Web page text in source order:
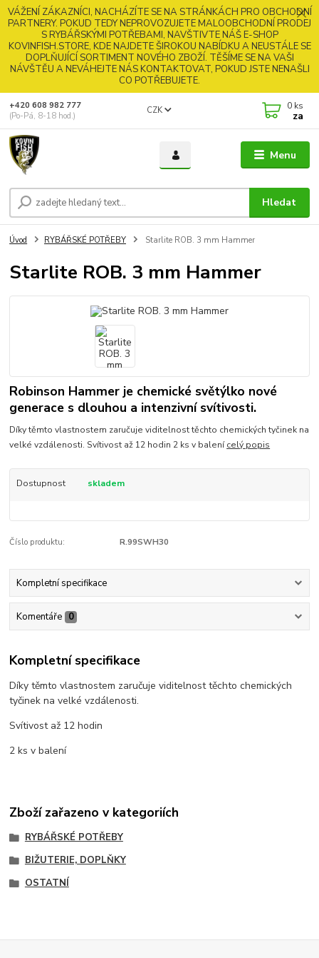
VÁŽENÍ ZÁKAZNÍCI, NACHÁZÍTE SE NA STRÁNKÁCH PRO OBCHODNÍ
PARTNERY. POKUD TEDY NEPROVOZUJETE MALOOBCHODNÍ PRODEJ
S RYBÁŘSKÝMI POTŘEBAMI, NAVŠTIVTE NÁŠ E-SHOP
KOVINFISH.STORE, KDE NAJDETE ŠIROKOU NABÍDKU A NEUSTÁLE SE
DOPLŇUJÍCÍ SORTIMENT NOVÉHO ZBOŽÍ. TĚŠÍME SE NA VAŠI
NÁVŠTĚU A NEVÁHEJTE NÁS KONTAKTOVAT, POKUD JSTE NENAŠLI
CO POTŘEBUJETE.
Menu
CZK
Hledat
+420 608 982 777
(Po-Pá, 8-18 hod.)
0 ks
za
Úvod RYBÁŘSKÉ POTŘEBY Starlite ROB. 3 mm Hammer
Starlite ROB. 3 mm Hammer
Robinson Hammer je chemické světýlko nové
generace s dlouhou a intenzivní svítivosti.
Díky těmto vlastnostem zaručuje viditelnost těchto chemických tyčinek na
velké vzdálenosti. Svítivost až 12 hodin 2 ks v balenícelý popis
Dostupnost skladem
Číslo produktu: R.99SWH30
Kompletní specifikace
Komentáře 0
Kompletní specifikace
Díky těmto vlastnostem zaručuje viditelnost těchto chemických
tyčinek na velké vzdálenosti.
Svítivost až 12 hodin
2 ks v balení
Zboží zařazeno v kategoriích
RYBÁŘSKÉ POTŘEBY
BIŽUTERIE, DOPLŇKY
OSTATNÍ